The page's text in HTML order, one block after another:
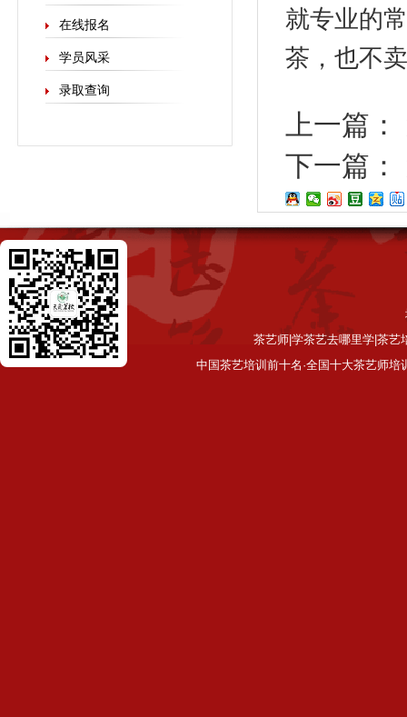
在线报名
学员风采
录取查询
就专业的
茶，也不
上一篇：
下一篇：
茶艺师|学茶艺去哪里学|茶艺
中国茶艺培训前十名·全国十大茶艺师培